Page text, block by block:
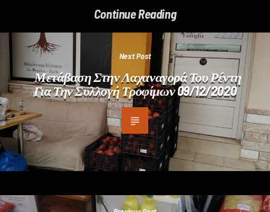
Continue Reading
Next Post
Μετάβαση Στην Λαχαναγορά Του Ρέντη
Για Την Συλλογή Τροφίμων 09/12/2020